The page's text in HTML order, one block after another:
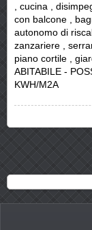
, cucina ,
con balcone ,
autonomo di
zanzariere ,
piano cortile ,
ABITABILE -
KWH/M2A